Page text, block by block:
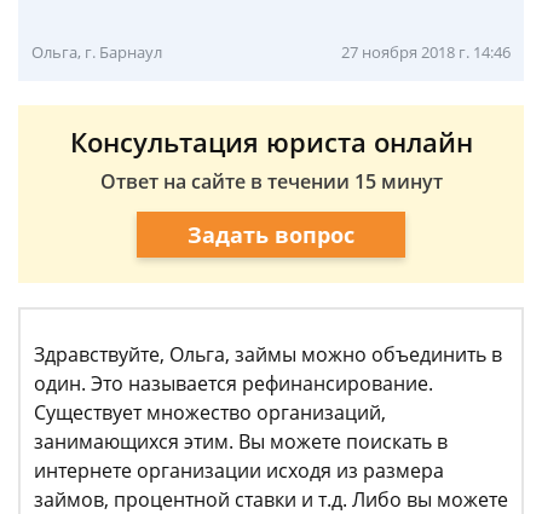
Ольга, г. Барнаул 27 ноября 2018 г. 14:46
Консультация юриста онлайн
Ответ на сайте в течении 15 минут
Задать вопрос
Здравствуйте, Ольга, займы можно объединить в
один. Это называется рефинансирование.
Существует множество организаций,
занимающихся этим. Вы можете поискать в
интернете организации исходя из размера
займов, процентной ставки и т.д. Либо вы можете